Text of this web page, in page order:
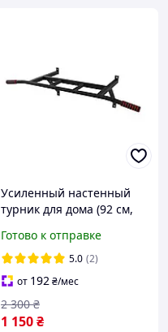
Усиленный настенный
турник для дома (92 см,
Готово к отправке
5.0 (2)
от 192₴/мес
1 150₴
2 300 ₴